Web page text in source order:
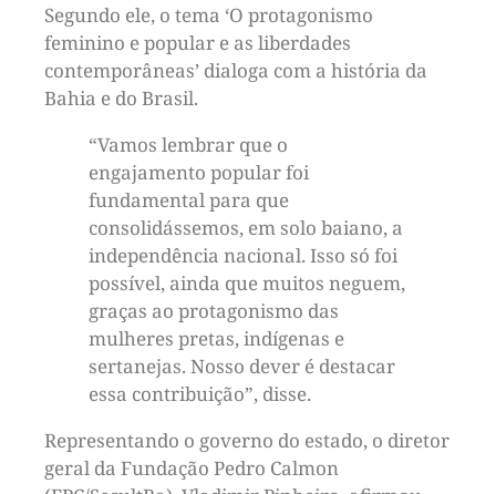
Segundo ele, o tema ‘O protagonismo
feminino e popular e as liberdades
contemporâneas’ dialoga com a história da
Bahia e do Brasil.
“Vamos lembrar que o
engajamento popular foi
fundamental para que
consolidássemos, em solo baiano, a
independência nacional. Isso só foi
possível, ainda que muitos neguem,
graças ao protagonismo das
mulheres pretas, indígenas e
sertanejas. Nosso dever é destacar
essa contribuição”, disse.
Representando o governo do estado, o diretor
geral da Fundação Pedro Calmon